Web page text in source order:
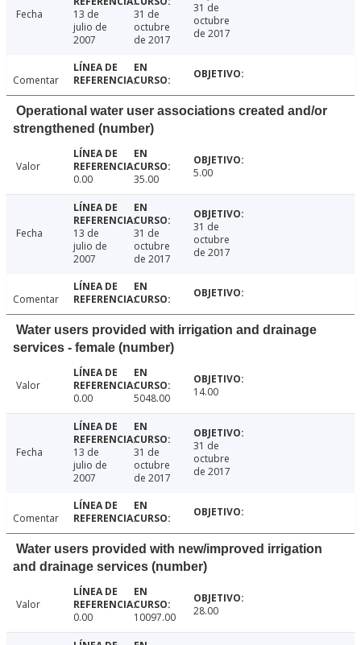
Fecha
13 de
julio de
2007
31 de
octubre
de 2017
31 de
octubre
de 2017
Comentar
Operational water user associations created and/or
strengthened (number)
Valor
0.00
35.00 5.00
Fecha
13 de
julio de
2007
31 de
octubre
de 2017
31 de
octubre
de 2017
Comentar
Water users provided with irrigation and drainage
services - female (number)
Valor
0.00
5048.00 14.00
Fecha
13 de
julio de
2007
31 de
octubre
de 2017
31 de
octubre
de 2017
Comentar
Water users provided with new/improved irrigation
and drainage services (number)
Valor
0.00
10097.00 28.00